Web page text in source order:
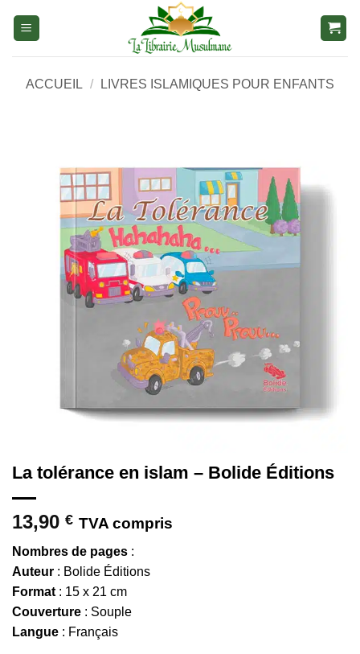
ACCUEIL / LIVRES ISLAMIQUES POUR ENFANTS
La tolérance en islam – Bolide Éditions
13,90 € TVA compris
Nombres de pages :
Auteur : Bolide Éditions
Format : 15 x 21 cm
Couverture : Souple
Langue : Français